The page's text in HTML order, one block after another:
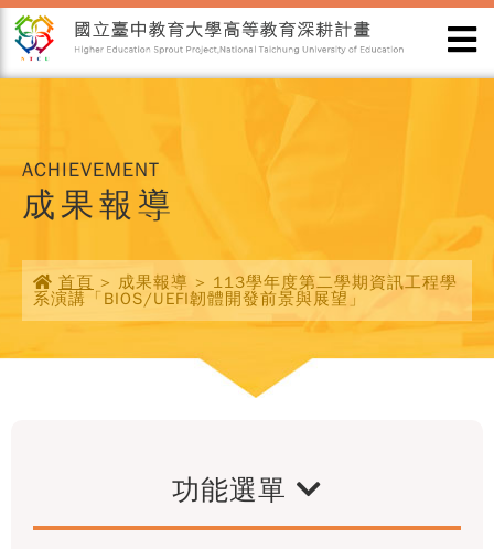
ACHIEVEMENT
成果報導
首頁 > 成果報導 > 113學年度第二學期資訊工程學
系演講「BIOS/UEFI韌體開發前景與展望」
功能選單